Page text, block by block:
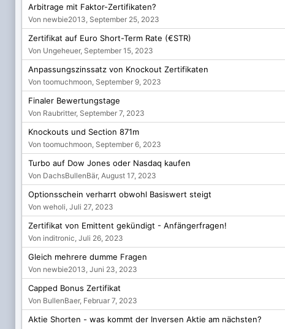
Arbitrage mit Faktor-Zertifikaten?
Von newbie2013, September 25, 2023
Zertifikat auf Euro Short-Term Rate (€STR)
Von Ungeheuer, September 15, 2023
Anpassungszinssatz von Knockout Zertifikaten
Von toomuchmoon, September 9, 2023
Finaler Bewertungstage
Von Raubritter, September 7, 2023
Knockouts und Section 871m
Von toomuchmoon, September 6, 2023
Turbo auf Dow Jones oder Nasdaq kaufen
Von DachsBullenBär, August 17, 2023
Optionsschein verharrt obwohl Basiswert steigt
Von weholi, Juli 27, 2023
Zertifikat von Emittent gekündigt - Anfängerfragen!
Von inditronic, Juli 26, 2023
Gleich mehrere dumme Fragen
Von newbie2013, Juni 23, 2023
Capped Bonus Zertifikat
Von BullenBaer, Februar 7, 2023
Aktie Shorten - was kommt der Inversen Aktie am nächsten?